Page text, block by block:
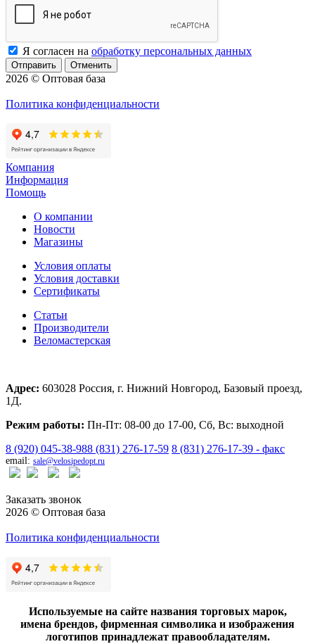
Я согласен на обработку персональных данных
Отменить
2026 © Оптовая база
Политика конфиденциальности
Компания
Информация
Помощь
О компании
Новости
Магазины
Условия оплаты
Условия доставки
Сертификаты
Статьи
Производители
Веломастерская
Адрес: 603028 Россия, г. Нижний Новгород, Базовый проезд,
1Д.
Режим работы: Пн-Пт: 08-00 до 17-00, Сб, Вс: выходной
8 (920) 045-38-988 (831) 276-17-59 8 (831) 276-17-39 - факс
email: sale@velosipedopt.ru
Заказать звонок
2026 © Оптовая база
Политика конфиденциальности
Используемые на сайте названия торговых марок,
имена брендов, фирменная символика и изображения
логотипов принадлежат правообладателям.